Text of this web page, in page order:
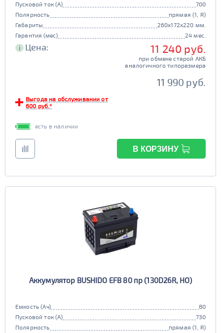
Пусковой ток (А)
700
Полярность
прямая (1, R)
Габариты
260x172x220 мм.
Гарантия (мес)
24 мес.
i Цена: 11 240 руб.
при обмене старой АКБ
аналогичного типоразмера
11 990 руб.
Выгода на обслуживании от
600 руб.*
есть в наличии
В КОРЗИНУ
Аккумулятор BUSHIDO EFB 80 пр (130D26R, HO)
Емкость (Ач)
80
Пусковой ток (А)
730
Полярность
прямая (1, R)